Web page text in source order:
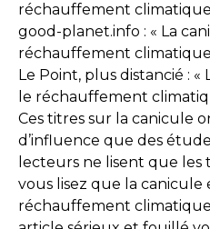
réchauffement
good-planet.info : « La
réchauffement climatique,
Le Point, plus distancié :
le réchauffement
Ces titres sur la canicule
d’influence que des
lecteurs ne lisent que les
vous lisez que la canicule
réchauffement